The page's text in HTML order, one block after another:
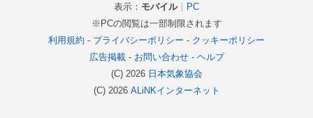
表示： モバイル｜ PC
※PCの閲覧は一部制限されます
利用規約 - プライバシーポリシー - クッキーポリシー
広告掲載- お問い合わせ- ヘルプ
(C) 2026 日本気象協会
(C) 2026 ALiNKインターネット